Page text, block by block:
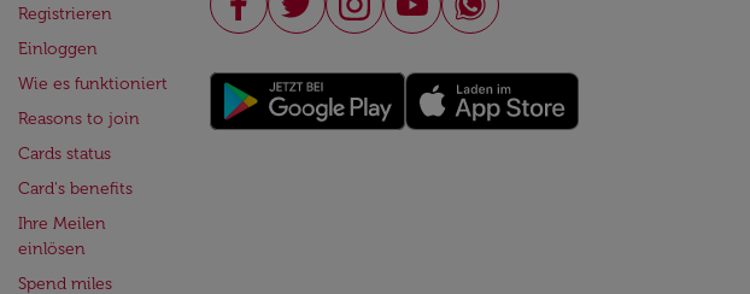
Registrieren
Einloggen
Wie es funktioniert
Reasons to join
Cards status
Card's benefits
Ihre Meilen
einlösen
Spend miles